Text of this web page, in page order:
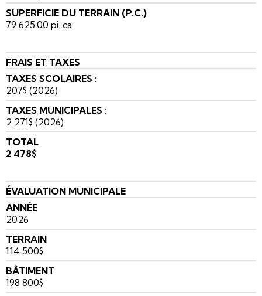
SUPERFICIE DU TERRAIN (P.C.)
79 625.00 pi. ca.
FRAIS ET TAXES
TAXES SCOLAIRES :
207$ (2026)
TAXES MUNICIPALES :
2 271$ (2026)
TOTAL
2 478$
ÉVALUATION MUNICIPALE
ANNÉE
2026
TERRAIN
114 500$
BÂTIMENT
198 800$